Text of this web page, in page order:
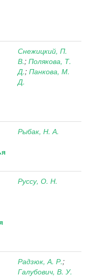
Снежицкий, П.
В.; Полякова, Т.
Д.; Панкова, М.
Д.
Рыбак, Н. А.
Руссу, О. Н.
Радзюк, А. Р.;
Галубович, В. У.